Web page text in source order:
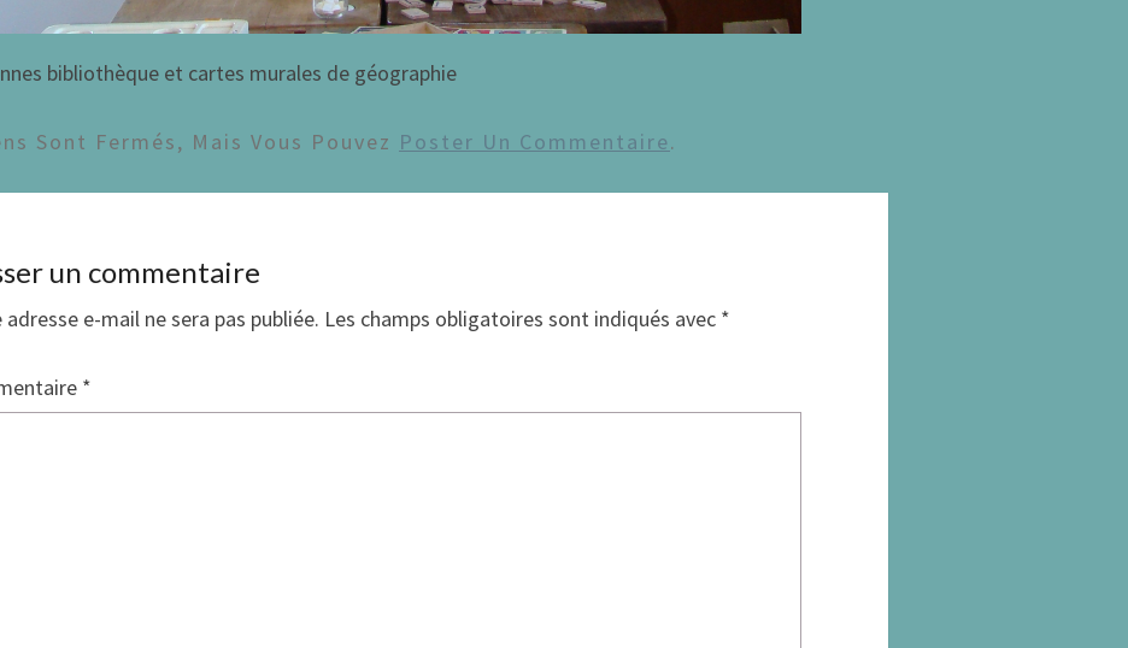
bibliothèque et cartes murales de géographie
Sont Fermés, Mais Vous Pouvez Poster Un Commentaire.
un commentaire
e-mail ne sera pas publiée. Les champs obligatoires sont indiqués avec *
*